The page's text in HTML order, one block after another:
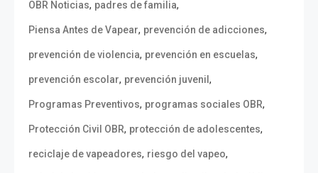
OBR Noticias, padres de familia,
Piensa Antes de Vapear, prevención de adicciones,
prevención de violencia, prevención en escuelas,
prevención escolar, prevención juvenil ,
Programas Preventivos, programas sociales OBR,
Protección Civil OBR, protección de adolescentes,
reciclaje de vapeadores, riesgo del vapeo,